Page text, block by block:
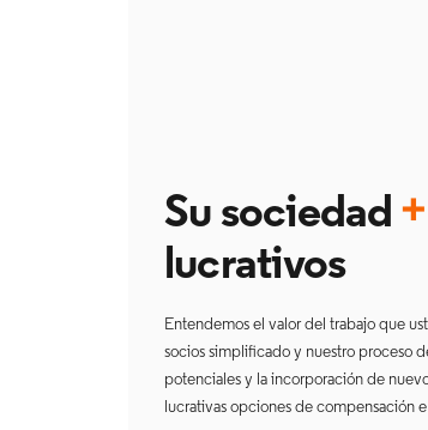
Su sociedad +
lucrativos
Entendemos el valor del trabajo que
socios simplificado y nuestro proceso
potenciales y la incorporación de
lucrativas opciones de compensación